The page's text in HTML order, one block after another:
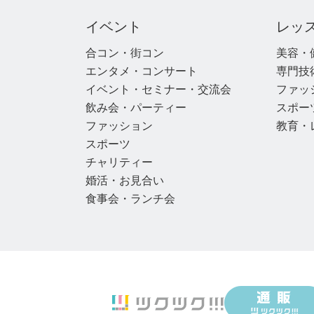
イベント
合コン・街コン
エンタメ・コンサート
イベント・セミナー・交流会
飲み会・パーティー
ファッション
スポーツ
チャリティー
婚活・お見合い
食事会・ランチ会
レッ
美容・
専門技
ファッ
スポー
教育・